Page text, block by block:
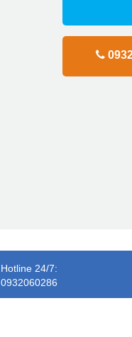
Hotline 24/7:
0932060286